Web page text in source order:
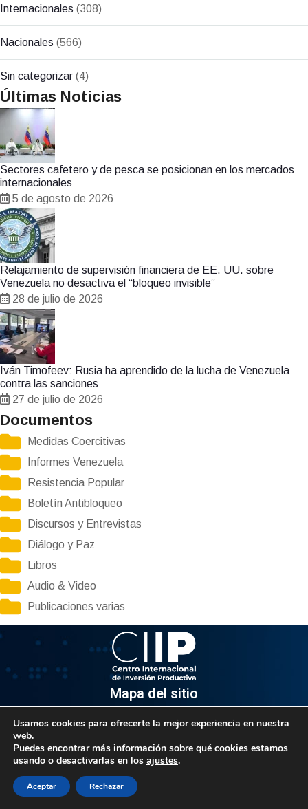
Internacionales (308)
Nacionales (566)
Sin categorizar (4)
Últimas Noticias
Sectores cafetero y de pesca se posicionan en los mercados
internacionales
5 de agosto de 2026
Relajamiento de supervisión financiera de EE. UU. sobre
Venezuela no desactiva el “bloqueo invisible”
28 de julio de 2026
Iván Timofeev: Rusia ha aprendido de la lucha de Venezuela
contra las sanciones
27 de julio de 2026
Documentos
Medidas Coercitivas
Informes Venezuela
Resistencia Popular
Boletín Antibloqueo
Discursos y Entrevistas
Diálogo y Paz
Libros
Audio & Video
Publicaciones varias
Mapa del sitio
Av. Venezuela, Edif. Epsilon Piso 3, Oficina 3-2, Sector el
Rosal, Chacao.
Caracas, Código Postal 1064
Info@observatorio.gob.ve
Usamos cookies para ofrecerte la mejor experiencia en nuestra
web.
Puedes encontrar más información sobre qué cookies estamos
usando o desactivarlas en los ajustes.
Aceptar Rechazar